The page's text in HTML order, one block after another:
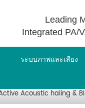
Leading
Integrated PA/
ระบบภาพและเสียง
Acoustic haiing &